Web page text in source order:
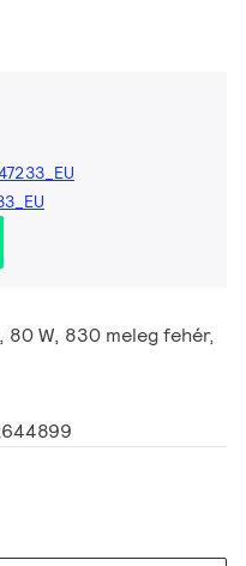
80 W, 830 meleg fehér,